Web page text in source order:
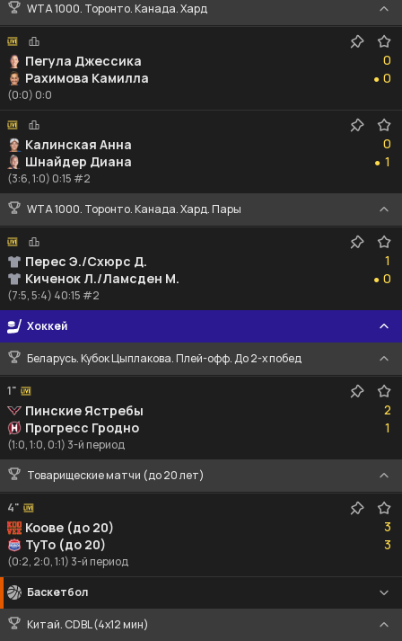
WTA 1000. Торонто. Канада. Хард
Пегула Джессика
Рахимова Камилла
0
0
●
0
0
(0:0) 0:0
Калинская Анна
Шнайдер Диана
0
0
●
1
1
(3:6, 1:0) 0:15 #2
WTA 1000. Торонто. Канада. Хард. Пары
Перес Э./Схюрс Д.
Киченок Л./Ламсден М.
1
1
●
0
0
(7:5, 5:4) 40:15 #2
Хоккей
Беларусь. Кубок Цыплакова. Плей-офф. До 2-х побед
1"
Пинские Ястребы
Прогресс Гродно
2
2
1
1
(1:0, 1:0, 0:1) 3-й период
Товарищеские матчи (до 20 лет)
4"
Коове (до 20)
ТуТо (до 20)
3
3
3
3
(0:2, 2:0, 1:1) 3-й период
Баскетбол
Китай. CDBL (4x12 мин)